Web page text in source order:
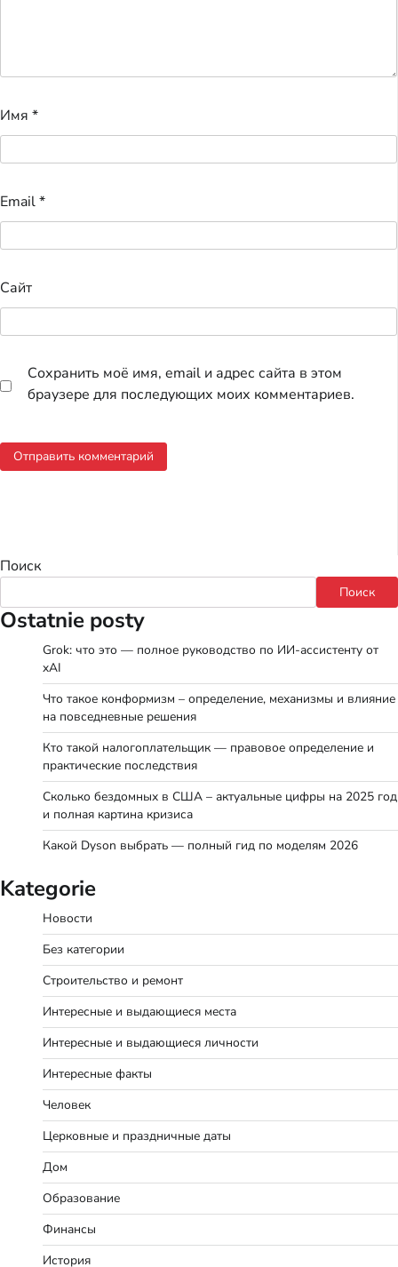
Имя *
Email*
Сайт
Сохранить моё имя, email и адрес сайта в этом
браузере для последующих моих комментариев.
Поиск
Поиск
Ostatnie posty
Grok: что это — полное руководство по ИИ-ассистенту от
xAI
Что такое конформизм – определение, механизмы и влияние
на повседневные решения
Кто такой налогоплательщик — правовое определение и
практические последствия
Сколько бездомных в США – актуальные цифры на 2025 год
и полная картина кризиса
Какой Dyson выбрать — полный гид по моделям 2026
Kategorie
Новости
Без категории
Строительство и ремонт
Интересные и выдающиеся места
Интересные и выдающиеся личности
Интересные факты
Человек
Церковные и праздничные даты
Дом
Образование
Финансы
История